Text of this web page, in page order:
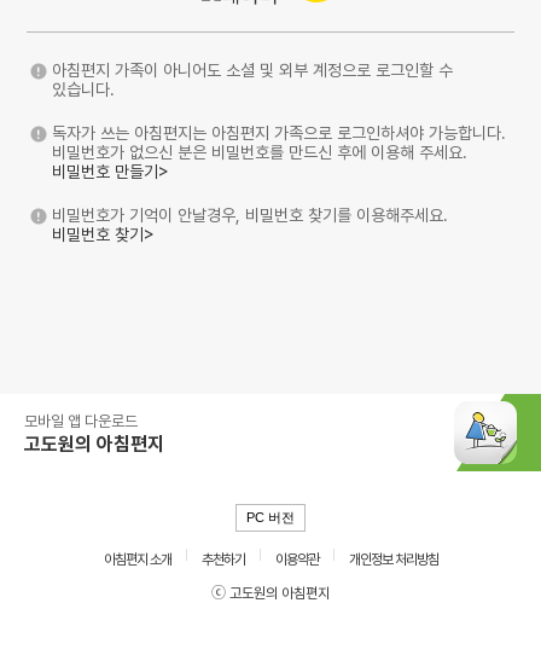
아침편지 가족이 아니어도 소셜 및 외부 계정으로 로그인할 수
있습니다.
독자가 쓰는 아침편지는 아침편지 가족으로 로그인하셔야 가능합니다.
비밀번호가 없으신 분은 비밀번호를 만드신 후에 이용해 주세요.
비밀번호 만들기>
비밀번호가 기억이 안날경우, 비밀번호 찾기를 이용해주세요.
비밀번호 찾기>
모바일 앱 다운로드
고도원의 아침편지
PC 버전
아침편지 소개 추천하기 이용약관
개인정보 처리방침
ⓒ 고도원의 아침편지